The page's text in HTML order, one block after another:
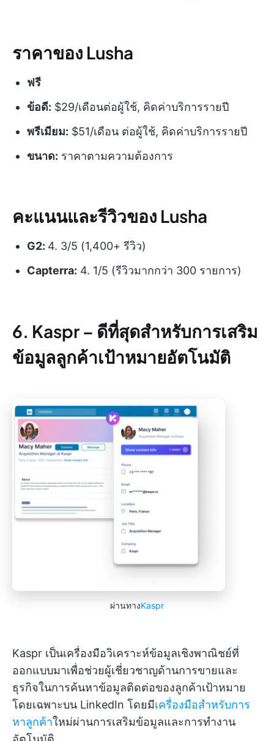
ราคาของ Lusha
ฟรี
ข้อดี: $29/เดือนต่อผู้ใช้, คิดค่าบริการรายปี
พรีเมียม: $51/เดือน ต่อผู้ใช้, คิดค่าบริการรายปี
ขนาด: ราคาตามความต้องการ
คะแนนและรีวิวของ Lusha
G2: 4. 3/5 (1,400+ รีวิว)
Capterra: 4. 1/5 (รีวิวมากกว่า 300 รายการ)
6. Kaspr – ดีที่สุดสำหรับการเสริม
ข้อมูลลูกค้าเป้าหมายอัตโนมัติ
ผ่านทางKaspr
Kaspr เป็นเครื่องมือวิเคราะห์ข้อมูลเชิงพาณิชย์ที่
ออกแบบมาเพื่อช่วยผู้เชี่ยวชาญด้านการขายและ
ธุรกิจในการค้นหาข้อมูลติดต่อของลูกค้าเป้าหมาย
โดยเฉพาะบน LinkedIn โดยมีเครื่องมือสำหรับการ
หาลูกค้าใหม่ผ่านการเสริมข้อมูลและการทำงาน